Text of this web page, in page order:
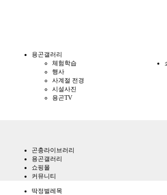
용곤갤러리
체험학습
행사
사계절 전경
시설사진
용곤TV
곤충라이브러리
용곤갤러리
쇼핑몰
커뮤니티
딱정벌레목